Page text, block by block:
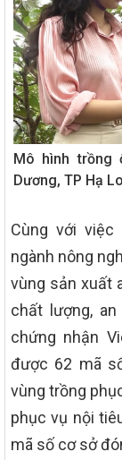
Mô hình trồng
Dương, TP Hạ
Cùng với việc
ngành nông
vùng sản xuất
chất lượng,
chứng nhận
được 62 mã
vùng trồng
phục vụ nội
mã số cơ sở